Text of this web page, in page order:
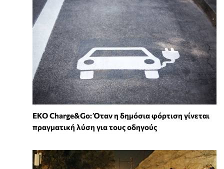
EKO Charge&Go: Όταν η δημόσια φόρτιση γίνεται
πραγματική λύση για τους οδηγούς